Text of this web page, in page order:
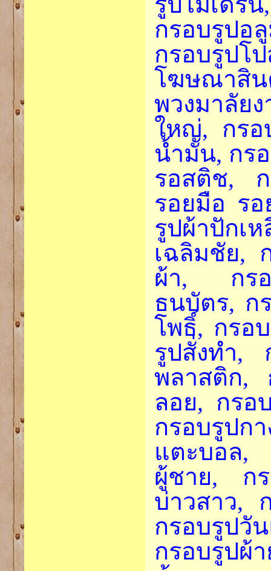
กรอบรูป
กรอบรูปโ
โฆษณาสิน
พวงมาลัย
ใหญ่, กรอ
น้ำมัน, กร
รอสติช, ก
รอยมือ รอ
รูปผ้าปักเ
เฉลิมชัย,
ผ้า, กรอ
ธนบัตร, ก
โพธิ์, กรอ
รูปสั่งทำ,
พลาสติก,
ลอย, กรอ
กรอบรูปก
แตะบอล,
ผู้ชาย, ก
บ่าวสาว,
กรอบรูป
กรอบรูปผ้